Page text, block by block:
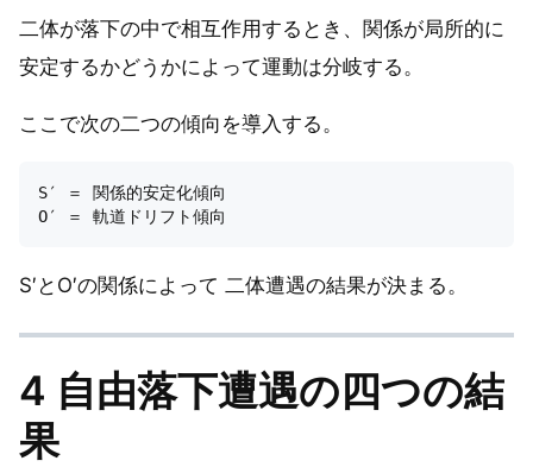
二体が落下の中で相互作用するとき、関係が局所的に
安定するかどうかによって運動は分岐する。
ここで次の二つの傾向を導入する。
S′ ＝ 関係的安定化傾向
S′とO′の関係によって 二体遭遇の結果が決まる。
4 自由落下遭遇の四つの結
果